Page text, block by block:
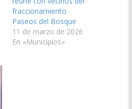
fraccionamiento
Paseos del Bosque
11 de marzo de 2026
En «Municipios»